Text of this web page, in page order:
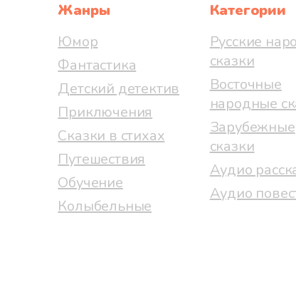
Жанры
Юмор
Фантастика
Детский детектив
Приключения
Сказки в стихах
Путешествия
Обучение
Колыбельные
Категории
Русские
сказки
Восточные
народные
Зарубежные
сказки
Аудио
Аудио